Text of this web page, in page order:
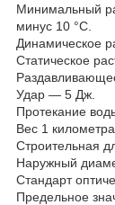
Минимальный
минус 10 °С.
Динамическое
Статическое
Удар — 5 Дж.
Протекание
Вес 1
Строительная
Наружный
Стандарт
Предельное